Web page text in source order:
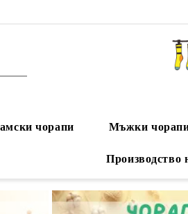
чорапи Мъжки
Производство